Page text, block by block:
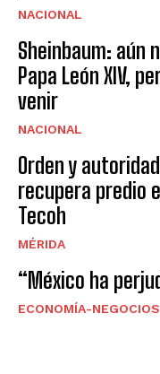
NACIONAL
Sheinbaum: aún
Papa León XIV,
venir
NACIONAL
Orden y
recupera predio
Tecoh
MÉRIDA
“México ha
ECONOMÍA-NEGOCIOS